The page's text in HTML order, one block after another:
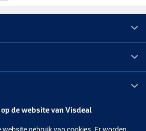
op de website van Visdeal